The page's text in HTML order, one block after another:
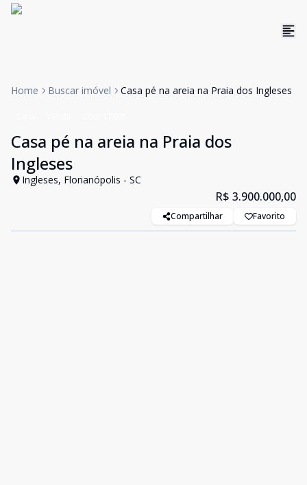
Home Buscar imóvel Casa pé na areia na Praia dos Ingleses
Casa pé na areia na Praia dos
Ingleses
Ingleses, Florianópolis - SC
R$ 3.900.000,00
Compartilhar Favorito